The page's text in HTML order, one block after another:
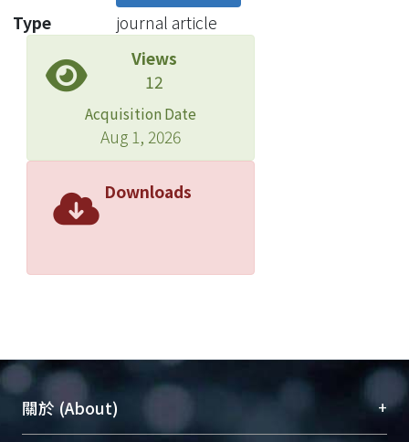
Type
journal article
Views
12
Acquisition Date
Aug 1, 2026
Downloads
關於 (About) +